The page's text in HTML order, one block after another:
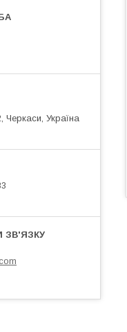
Черкаси, Україна